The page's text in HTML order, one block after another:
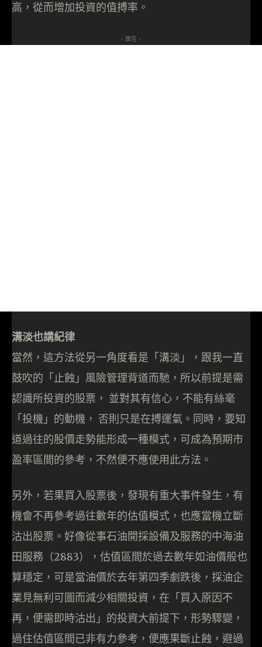
高，從而增加投資的值搏率。
- 廣告 -
溝淡也講紀律
當然，這方法從另一角度看是「溝淡」，跟我一直
鼓吹的「止蝕」風險管理背道而馳，所以前提是需
認識所投資的股票， 並對其有信心，不能有絲毫
「投機」的動機， 否則只是在搏運氣。同時，要知
道過往的股價走勢能形成一種模式，可成為預期市
盈率區間的參考，不然便不應使用此方法。
另外，若果買入股票後，發現有重大事件發生，有
機會不再參考過往數年的估值模式，也應當機立斷
沽出股票。好像從事石油開採設備及服務的中海油
田服務（2883），估值區間於過去數年如油價般也
算穩定，可是當油價於去年第四季劇跌後，採油企
業見無利可圖而減少相關投資，在「買入原因不
再，便需即時沽出」的投資大前提下，形勢驟變，
過住估值區間已非有力參考，便應果斷止蝕，避過